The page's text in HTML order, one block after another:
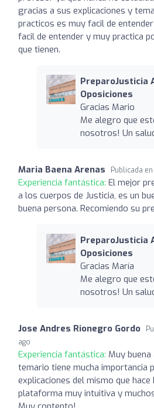
gracias a sus explicaciones y
practicos es muy facil de
facil de entender y muy practica
que tienen.
PreparoJusticia
Oposiciones
Gracias Mario
Me alegro que
nosotros! Un
Maria Baena Arenas Publicada en
Experiencia fantástica: El mejor
a los cuerpos de Justicia, es un
buena persona. Recomiendo su
PreparoJusticia
Oposiciones
Gracias María
Me alegro que
nosotros! Un
Jose Andres Rionegro Gordo
ago
Experiencia fantástica: Muy buena
temario tiene mucha importancia
explicaciones del mismo que hace
plataforma muy intuitiva y